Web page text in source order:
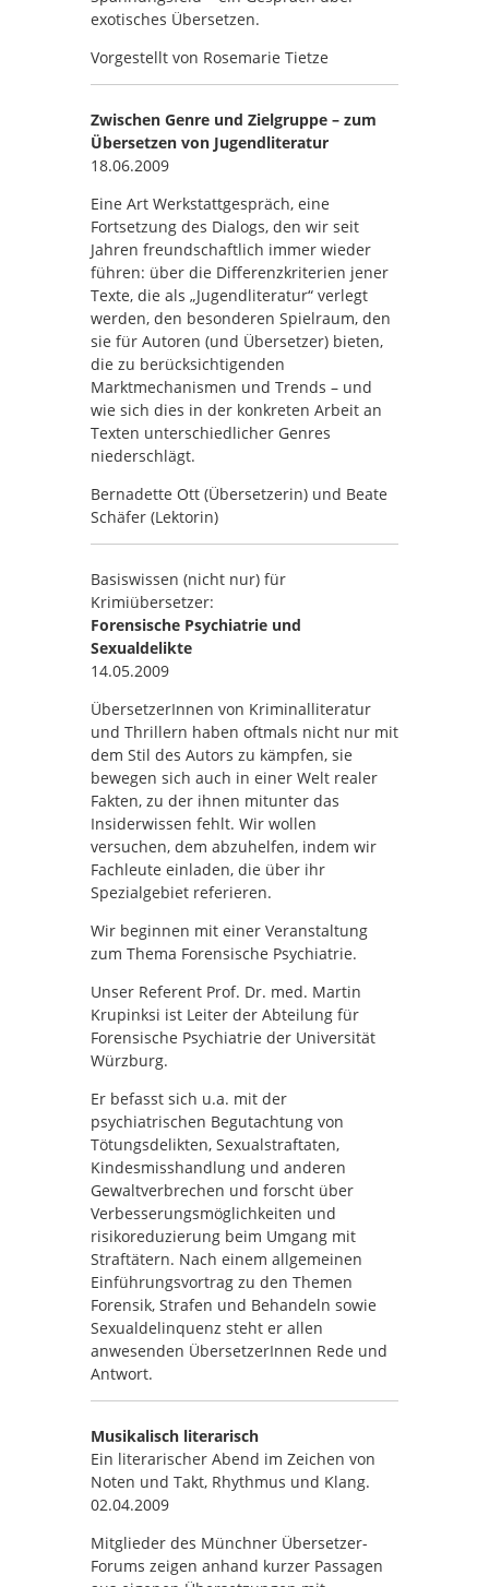
exotisches Übersetzen.
Vorgestellt von Rosemarie Tietze
Zwischen Genre und Zielgruppe – zum
Übersetzen von Jugendliteratur
18.06.2009
Eine Art Werkstattgespräch, eine
Fortsetzung des Dialogs, den wir seit
Jahren freundschaftlich immer wieder
führen: über die Differenzkriterien jener
Texte, die als „Jugendliteratur“ verlegt
werden, den besonderen Spielraum, den
sie für Autoren (und Übersetzer) bieten,
die zu berücksichtigenden
Marktmechanismen und Trends – und
wie sich dies in der konkreten Arbeit an
Texten unterschiedlicher Genres
niederschlägt.
Bernadette Ott (Übersetzerin) und Beate
Schäfer (Lektorin)
Basiswissen (nicht nur) für
Krimiübersetzer:
Forensische Psychiatrie und
Sexualdelikte
14.05.2009
ÜbersetzerInnen von Kriminalliteratur
und Thrillern haben oftmals nicht nur mit
dem Stil des Autors zu kämpfen, sie
bewegen sich auch in einer Welt realer
Fakten, zu der ihnen mitunter das
Insiderwissen fehlt. Wir wollen
versuchen, dem abzuhelfen, indem wir
Fachleute einladen, die über ihr
Spezialgebiet referieren.
Wir beginnen mit einer Veranstaltung
zum Thema Forensische Psychiatrie.
Unser Referent Prof. Dr. med. Martin
Krupinksi ist Leiter der Abteilung für
Forensische Psychiatrie der Universität
Würzburg.
Er befasst sich u.a. mit der
psychiatrischen Begutachtung von
Tötungsdelikten, Sexualstraftaten,
Kindesmisshandlung und anderen
Gewaltverbrechen und forscht über
Verbesserungsmöglichkeiten und
risikoreduzierung beim Umgang mit
Straftätern. Nach einem allgemeinen
Einführungsvortrag zu den Themen
Forensik, Strafen und Behandeln sowie
Sexualdelinquenz steht er allen
anwesenden ÜbersetzerInnen Rede und
Antwort.
Musikalisch literarisch
Ein literarischer Abend im Zeichen von
Noten und Takt, Rhythmus und Klang.
02.04.2009
Mitglieder des Münchner Übersetzer-
Forums zeigen anhand kurzer Passagen